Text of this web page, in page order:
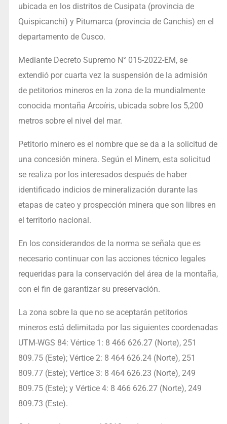
ubicada en los distritos de Cusipata (provincia de
Quispicanchi) y Pitumarca (provincia de Canchis) en el
departamento de Cusco.
Mediante Decreto Supremo N° 015-2022-EM, se
extendió por cuarta vez la suspensión de la admisión
de petitorios mineros en la zona de la mundialmente
conocida montaña Arcoíris, ubicada sobre los 5,200
metros sobre el nivel del mar.
Petitorio minero es el nombre que se da a la solicitud de
una concesión minera. Según el Minem, esta solicitud
se realiza por los interesados después de haber
identificado indicios de mineralización durante las
etapas de cateo y prospección minera que son libres en
el territorio nacional.
En los considerandos de la norma se señala que es
necesario continuar con las acciones técnico legales
requeridas para la conservación del área de la montaña,
con el fin de garantizar su preservación.
La zona sobre la que no se aceptarán petitorios
mineros está delimitada por las siguientes coordenadas
UTM-WGS 84: Vértice 1: 8 466 626.27 (Norte), 251
809.75 (Este); Vértice 2: 8 464 626.24 (Norte), 251
809.77 (Este); Vértice 3: 8 464 626.23 (Norte), 249
809.75 (Este); y Vértice 4: 8 466 626.27 (Norte), 249
809.73 (Este).